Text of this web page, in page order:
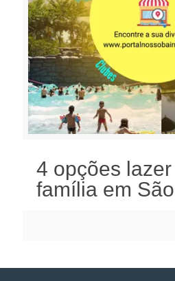
4 opções
família em